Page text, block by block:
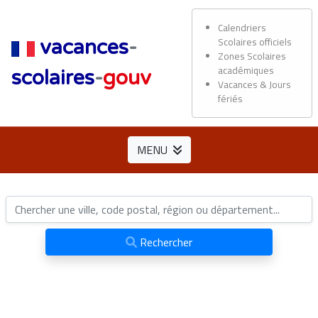
vacances-
scolaires-gouv
Calendriers
Scolaires officiels
Zones Scolaires
académiques
Vacances & Jours
fériés
MENU
Rechercher